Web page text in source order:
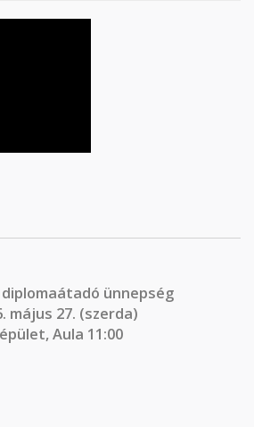
ünnepség
május 27. (szerda)
Aula 11:00